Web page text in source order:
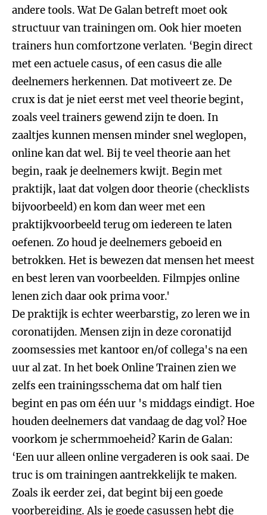
andere tools. Wat De Galan betreft moet ook
structuur van trainingen om. Ook hier moeten
trainers hun comfortzone verlaten. ‘Begin direct
met een actuele casus, of een casus die alle
deelnemers herkennen. Dat motiveert ze. De
crux is dat je niet eerst met veel theorie begint,
zoals veel trainers gewend zijn te doen. In
zaaltjes kunnen mensen minder snel weglopen,
online kan dat wel. Bij te veel theorie aan het
begin, raak je deelnemers kwijt. Begin met
praktijk, laat dat volgen door theorie (checklists
bijvoorbeeld) en kom dan weer met een
praktijkvoorbeeld terug om iedereen te laten
oefenen. Zo houd je deelnemers geboeid en
betrokken. Het is bewezen dat mensen het meest
en best leren van voorbeelden. Filmpjes online
lenen zich daar ook prima voor.'
De praktijk is echter weerbarstig, zo leren we in
coronatijden. Mensen zijn in deze coronatijd
zoomsessies met kantoor en/of collega's na een
uur al zat. In het boek Online Trainen zien we
zelfs een trainingsschema dat om half tien
begint en pas om één uur 's middags eindigt. Hoe
houden deelnemers dat vandaag de dag vol? Hoe
voorkom je schermmoeheid? Karin de Galan:
‘Een uur alleen online vergaderen is ook saai. De
truc is om trainingen aantrekkelijk te maken.
Zoals ik eerder zei, dat begint bij een goede
voorbereiding. Als je goede casussen hebt die